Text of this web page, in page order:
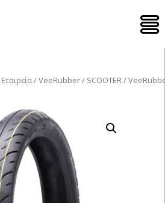
Εταιρεία/VeeRubber/ SCOOTER/